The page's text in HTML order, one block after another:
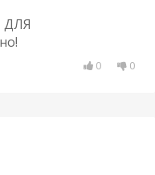
ДЛЯ
0 0